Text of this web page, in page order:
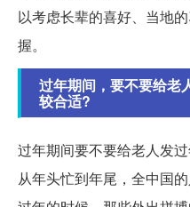
以考虑长辈的喜好、当地
握。
过年期间，要不要给老
较合适?
过年期间要不要给老人发
从年头忙到年尾，全中国